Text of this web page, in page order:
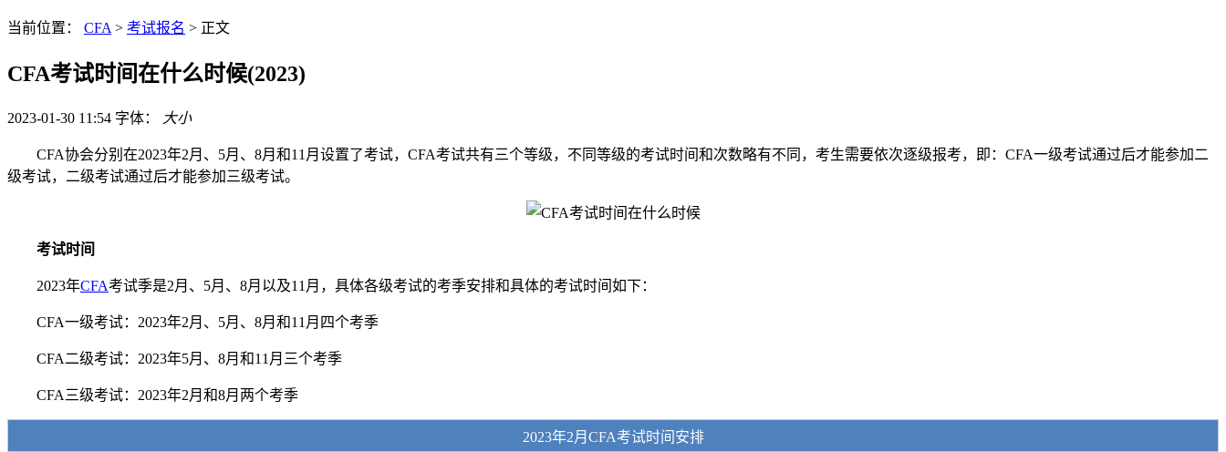
当前位置： CFA > 考试报名 > 正文
CFA考试时间在什么时候(2023)
2023-01-30 11:54 字体： 大小
CFA协会分别在2023年2月、5月、8月和11月设置了考试，CFA考试共有三个等级，不同等级的考试时间和次数略有不同，考生需要依次逐级报考，即：CFA一级考试通过后才能参加二
级考试，二级考试通过后才能参加三级考试。
考试时间
2023年CFA考试季是2月、5月、8月以及11月，具体各级考试的考季安排和具体的考试时间如下：
CFA一级考试：2023年2月、5月、8月和11月四个考季
CFA二级考试：2023年5月、8月和11月三个考季
CFA三级考试：2023年2月和8月两个考季
2023年2月CFA考试时间安排